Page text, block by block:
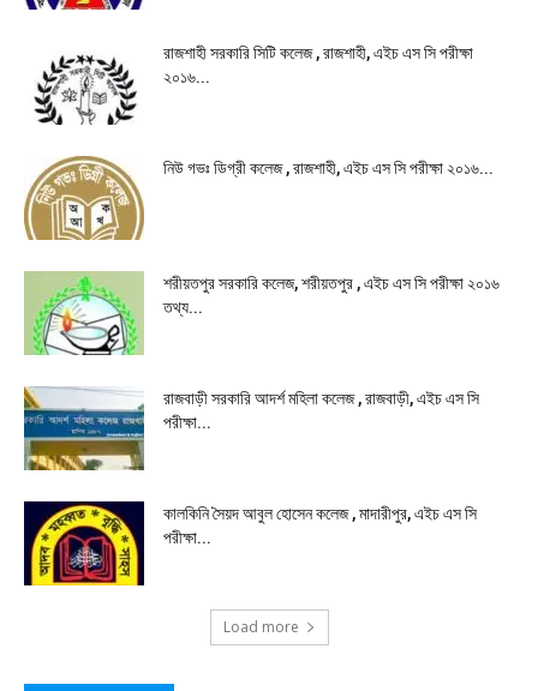
রাজশাহী সরকারি সিটি কলেজ , রাজশাহী, এইচ এস সি পরীক্ষা
২০১৬...
নিউ গভঃ ডিগ্রী কলেজ , রাজশাহী, এইচ এস সি পরীক্ষা ২০১৬...
শরীয়তপুর সরকারি কলেজ, শরীয়তপুর , এইচ এস সি পরীক্ষা ২০১৬
তথ্য...
রাজবাড়ী সরকারি আদর্শ মহিলা কলেজ , রাজবাড়ী, এইচ এস সি
পরীক্ষা...
কালকিনি সৈয়দ আবুল হোসেন কলেজ , মাদারীপুর, এইচ এস সি
পরীক্ষা...
Load more